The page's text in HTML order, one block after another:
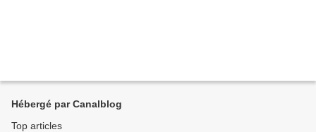
Hébergé par Canalblog
Top articles